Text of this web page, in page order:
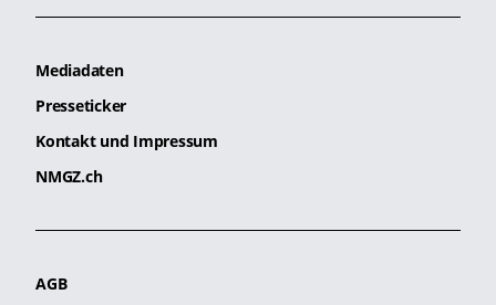
Mediadaten
Presseticker
Kontakt und Impressum
NMGZ.ch
AGB